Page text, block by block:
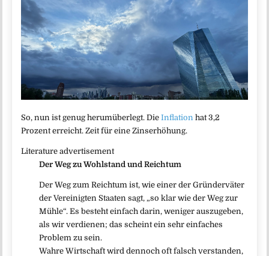
So, nun ist genug herumüberlegt. DieInflation hat 3,2
Prozent erreicht. Zeit für eine Zinserhöhung.
Literature advertisement
Der Weg zu Wohlstand und Reichtum
Der Weg zum Reichtum ist, wie einer der Gründerväter
der Vereinigten Staaten sagt, „so klar wie der Weg zur
Mühle“. Es besteht einfach darin, weniger auszugeben,
als wir verdienen; das scheint ein sehr einfaches
Problem zu sein.
Wahre Wirtschaft wird dennoch oft falsch verstanden,